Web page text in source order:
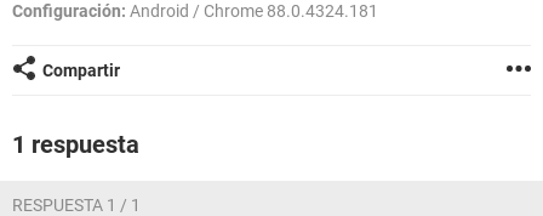
Configuración: Android / Chrome 88.0.4324.181
Compartir
1 respuesta
RESPUESTA 1 / 1